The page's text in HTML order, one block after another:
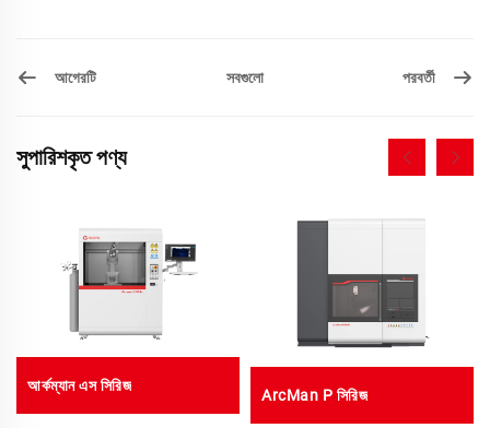
আগেরটি সবগুলো পরবর্তী
সুপারিশকৃত পণ্য
আর্কম্যান এস সিরিজ
ArcMan P সিরিজ